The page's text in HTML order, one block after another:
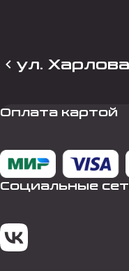
ул.
Оплата картой
Социальные